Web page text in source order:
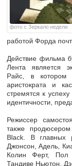
фото с Зеркало недели
работой Форда
Действие фильма
Лента является
Райс, в котором
аристократа и
стремятся к
идентичности,
Режиссер
также
Black. В главных
Джонсон, Адель,
Колин Ферт, Пол
Тандиве Ньютон,